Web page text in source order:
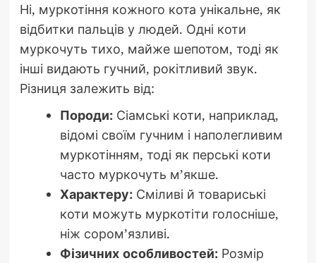
Ні, муркотіння кожного кота унікальне, як
відбитки пальців у людей. Одні коти
муркочуть тихо, майже шепотом, тоді як
інші видають гучний, рокітливий звук.
Різниця залежить від:
Породи:Сіамські коти, наприклад,
відомі своїм гучним і наполегливим
муркотінням, тоді як перські коти
часто муркочуть м’якше.
Характеру:Сміливі й товариські
коти можуть муркотіти голосніше,
ніж сором’язливі.
Фізичних особливостей:Розмір